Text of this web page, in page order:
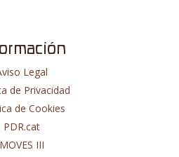
Legal
de Privacidad
de Cookies
PDR.cat
MOVES III